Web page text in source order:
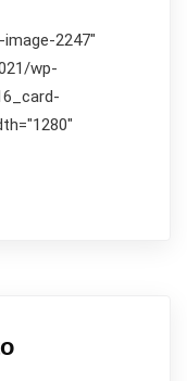
2247"
wp-